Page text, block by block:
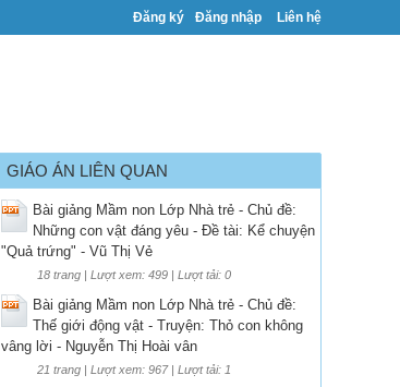
Đăng ký Đăng nhập Liên hệ
GIÁO ÁN LIÊN QUAN
Bài giảng Mầm non Lớp Nhà trẻ - Chủ đề:
Những con vật đáng yêu - Đề tài: Kể chuyện
"Quả trứng" - Vũ Thị Vẻ
18 trang | Lượt xem: 499 | Lượt tải: 0
Bài giảng Mầm non Lớp Nhà trẻ - Chủ đề:
Thế giới động vật - Truyện: Thỏ con không
vâng lời - Nguyễn Thị Hoài vân
21 trang | Lượt xem: 967 | Lượt tải: 1